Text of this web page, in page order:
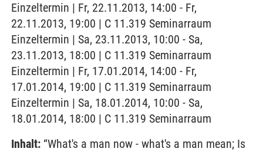
Einzeltermin | Fr, 22.11.2013, 14:00 - Fr,
22.11.2013, 19:00 | C 11.319 Seminarraum
Einzeltermin | Sa, 23.11.2013, 10:00 - Sa,
23.11.2013, 18:00 | C 11.319 Seminarraum
Einzeltermin | Fr, 17.01.2014, 14:00 - Fr,
17.01.2014, 19:00 | C 11.319 Seminarraum
Einzeltermin | Sa, 18.01.2014, 10:00 - Sa,
18.01.2014, 18:00 | C 11.319 Seminarraum
Inhalt: “What's a man now - what's a man mean; Is